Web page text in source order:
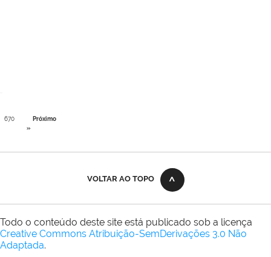
670
Próximo
»
VOLTAR AO TOPO
Todo o conteúdo deste site está publicado sob a licença
Creative Commons Atribuição-SemDerivações 3.0 Não
Adaptada.